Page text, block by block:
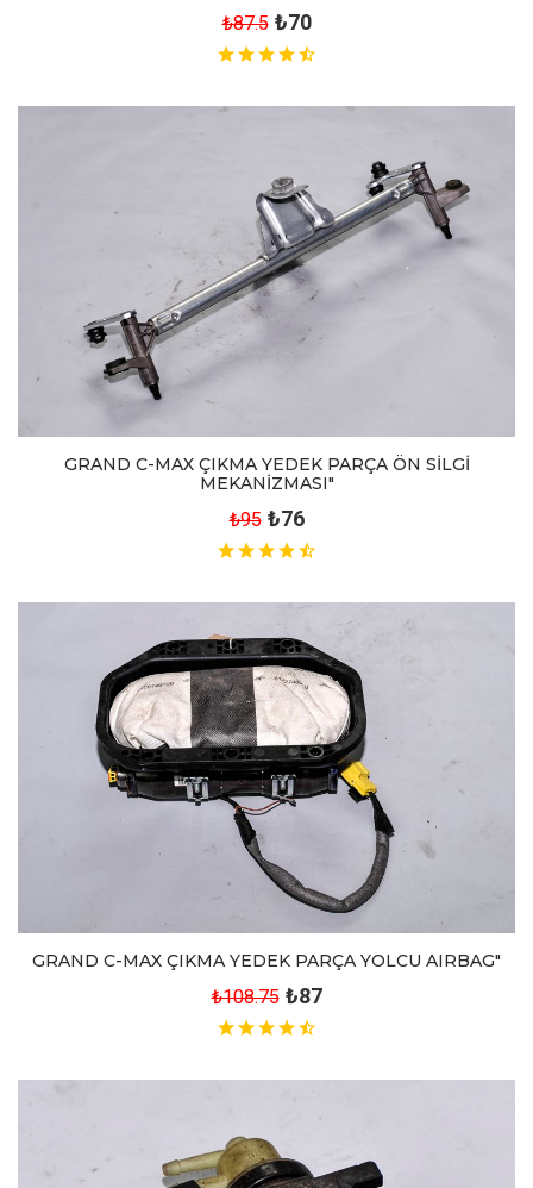
₺87.5 ₺70
GRAND C-MAX ÇIKMA YEDEK PARÇA ÖN SİLGİ
MEKANİZMASI"
₺95 ₺76
GRAND C-MAX ÇIKMA YEDEK PARÇA YOLCU AIRBAG"
₺108.75 ₺87